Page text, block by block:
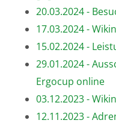
20.03.2024 -
17.03.2024 -
15.02.2024 -
29.01.2024 -
Ergocup online
03.12.2023 -
12.11.2023 -